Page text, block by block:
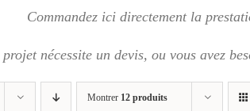
Commandez ici directement la
projet nécessite un devis, ou vousavez
Montrer 12 produits